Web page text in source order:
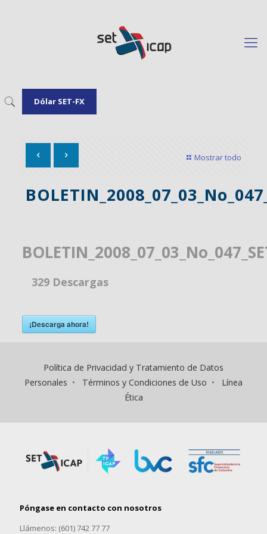
Dólar SET-FX
Mostrar todo
329Descargas
¡Descarga ahora!
Política de Privacidad y Tratamiento de Datos
Personales • Términos y Condiciones de Uso • Línea
Ética
Póngase en contacto con nosotros
Llámenos: (601) 742 77 77